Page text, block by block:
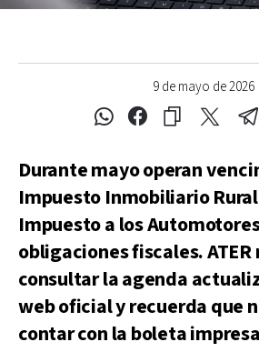
9 de mayo de 2026
Durante mayo operan
Impuesto Inmobiliario
Impuesto a los
obligaciones fiscales.
consultar la agenda
web oficial y recuerda que
contar con la boleta